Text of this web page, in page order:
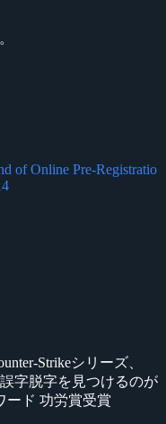
of Online Pre-Registratio
Strikeシリーズ、
字脱字を見つけるのが
ード 功労賞受賞